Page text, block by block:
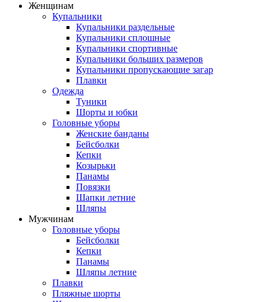
Женщинам
Купальники
Купальники раздельные
Купальники сплошные
Купальники спортивные
Купальники больших размеров
Купальники пропускающие загар
Плавки
Одежда
Туники
Шорты и юбки
Головные уборы
Женские банданы
Бейсболки
Кепки
Козырьки
Панамы
Повязки
Шапки летние
Шляпы
Мужчинам
Головные уборы
Бейсболки
Кепки
Панамы
Шляпы летние
Плавки
Пляжные шорты